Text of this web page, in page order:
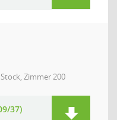
Zimmer 200
37)